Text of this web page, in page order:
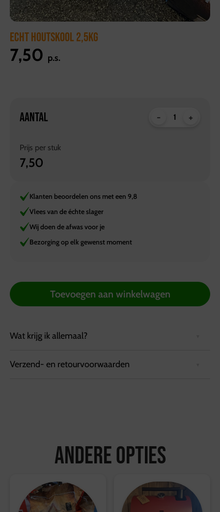
ECHT HOUTSKOOL 2,5KG
7,50 p.s.
AANTAL - +
Prijs per stuk
7,50
Klanten beoordelen ons met een 9,8
Vlees van de échte slager
Wij doen de afwas voor je
Bezorging op elk gewenst moment
Toevoegen aan winkelwagen
Wat krijg ik allemaal?
ECHT Houtskool is gegarandeerd gemaakt van ècht
Verzend- en retourvoorwaarden
Ophalen kan bij de vestiging in Hattemerbroek, van
maandag tot en met zaterdag tussen 10:00 en 17:00
Retourvoorwaarden:
Herroepingsrecht geldt niet voor etenswaren.
Andere opties